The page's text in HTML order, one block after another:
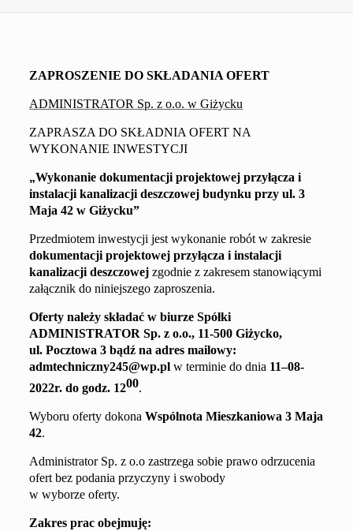
ZAPROSZENIE DO SKŁADANIA OFERT
ADMINISTRATOR Sp. z o.o. w Giżycku
ZAPRASZA DO SKŁADNIA OFERT NA
WYKONANIE INWESTYCJI
„Wykonanie dokumentacji projektowej przyłączai
instalacji kanalizacji deszczowej budynku przy ul.3
Maja 42 w Giżycku”
Przedmiotem inwestycji jest wykonanie robót w zakresie
dokumentacji projektowej przyłączai instalacji
kanalizacji deszczowejzgodnie zzakresem stanowiącymi
załącznik do niniejszego zaproszenia.
Oferty należy składaćw biurze Spółki
ADMINISTRATORSp. z o.o., 11-500 Giżycko,
ul. Pocztowa 3bądź na adres mailowy:
admtechniczny245@wp.pl w terminie do dnia 11–08-
2022r. do godz. 1200.
Wyboru oferty dokonaWspólnota Mieszkaniowa3 Maja
42.
Administrator Sp. z o.o zastrzega sobie prawo odrzucenia
ofert bez podania przyczyny i swobody
w wyborze oferty.
Zakres prac obejmuję: